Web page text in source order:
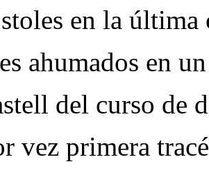
en la última
ahumados en
del curso de
vez primera